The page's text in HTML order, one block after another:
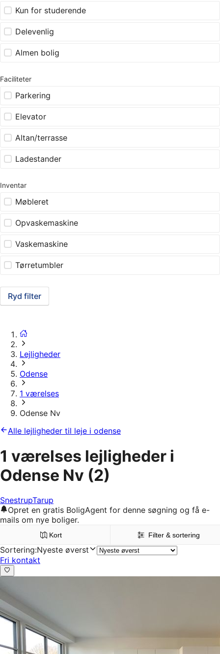
Kun for studerende
Delevenlig
Almen bolig
Faciliteter
Parkering
Elevator
Altan/terrasse
Ladestander
Inventar
Møbleret
Opvaskemaskine
Vaskemaskine
Tørretumbler
Ryd filter
Lejligheder
Odense
1 værelses
Odense Nv
Alle lejligheder til leje i odense
1 værelses lejligheder i
Odense Nv (2)
SnestrupTarup
Opret en gratis BoligAgent for denne søgning og få e-
mails om nye boliger.
Kort Filter & sortering
Sortering:Nyeste øverst
Fri kontakt